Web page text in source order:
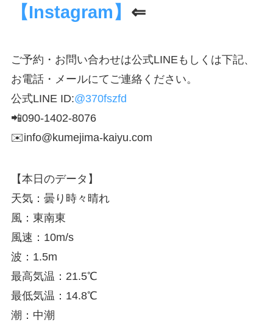
【Instagram】 ⇐
ご予約・お問い合わせは公式LINEもしくは下記、
お電話・メールにてご連絡ください。
公式LINE ID:@370fszfd
📲090-1402-8076
✉️info@kumejima-kaiyu.com
【本日のデータ】
天気：曇り時々晴れ
風：東南東
風速：10m/s
波：1.5m
最高気温：21.5℃
最低気温：14.8℃
潮：中潮